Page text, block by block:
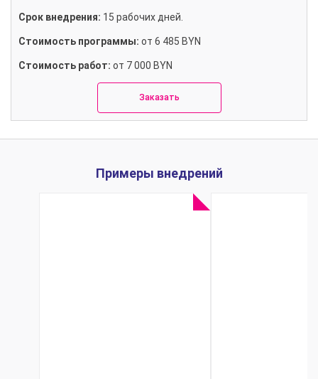
Срок внедрения: 15 рабочих дней.
Стоимость программы: от 6 485 BYN
Стоимость работ: от 7 000 BYN
Заказать
Примеры внедрений